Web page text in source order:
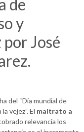
de
y
José
del “Día mundial de
vejez”. El maltrato a
relevancia los